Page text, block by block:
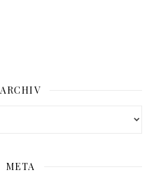
ARCHIV
META